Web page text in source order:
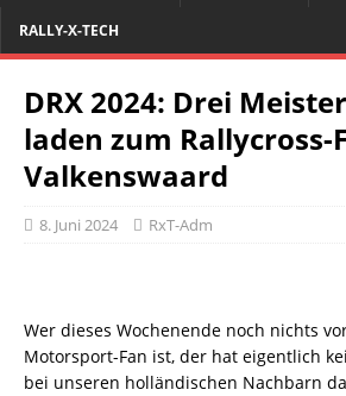
RALLY-X-TECH
DRX 2024: Drei
laden zum Rallycross-
Valkenswaard
8. Juni 2024 RxT-Adm
Wer dieses Wochenende noch nichts
Motorsport-Fan ist, der hat eigentlich
bei unseren holländischen Nachbarn